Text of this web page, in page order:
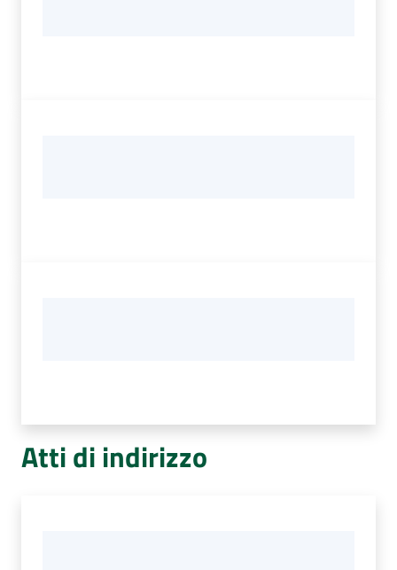
Atti di indirizzo